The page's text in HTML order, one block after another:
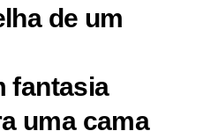
de um
fantasia
uma cama